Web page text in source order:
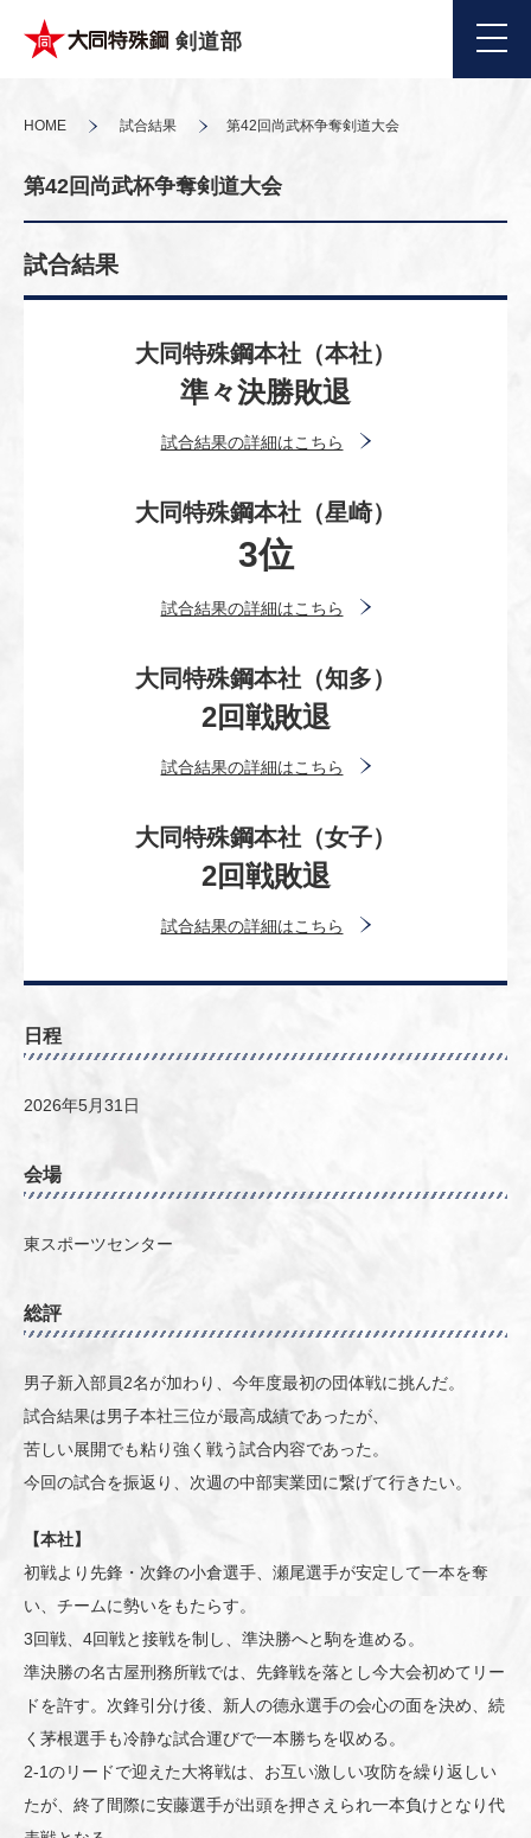
剣道部
HOME 試合結果 第42回尚武杯争奪剣道大会
第42回尚武杯争奪剣道大会
試合結果
大同特殊鋼本社（本社）
準々決勝敗退
試合結果の詳細はこちら
大同特殊鋼本社（星崎）
3位
試合結果の詳細はこちら
大同特殊鋼本社（知多）
2回戦敗退
試合結果の詳細はこちら
大同特殊鋼本社（女子）
2回戦敗退
試合結果の詳細はこちら
日程
2026年5月31日
会場
東スポーツセンター
総評
男子新入部員2名が加わり、今年度最初の団体戦に挑んだ。
試合結果は男子本社三位が最高成績であったが、
苦しい展開でも粘り強く戦う試合内容であった。
今回の試合を振返り、次週の中部実業団に繋げて行きたい。
【本社】
初戦より先鋒・次鋒の小倉選手、瀬尾選手が安定して一本を奪
い、チームに勢いをもたらす。
3回戦、4回戦と接戦を制し、準決勝へと駒を進める。
準決勝の名古屋刑務所戦では、先鋒戦を落とし今大会初めてリー
ドを許す。次鋒引分け後、新人の德永選手の会心の面を決め、続
く茅根選手も冷静な試合運びで一本勝ちを収める。
2-1のリードで迎えた大将戦は、お互い激しい攻防を繰り返しい
たが、終了間際に安藤選手が出頭を押さえられ一本負けとなり代